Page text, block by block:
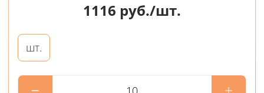
1116 руб./шт.
шт.